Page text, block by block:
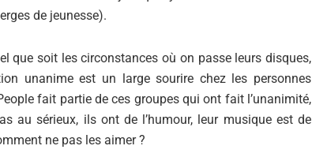
de jeunesse).
que soit les circonstances où on passe leurs disques,
unanime est un large sourire chez les personnes
fait partie de ces groupes qui ont fait l’unanimité,
au sérieux, ils ont de l’humour, leur musique est de
ne pas les aimer ?